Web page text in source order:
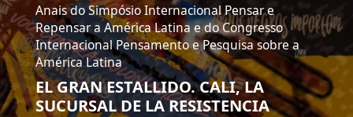
Anais do Simpósio Internacional Pensar e
Repensar a América Latina e do Congresso
Internacional Pensamento e Pesquisa sobre a
América Latina
EL GRAN ESTALLIDO. CALI, LA
SUCURSAL DE LA RESISTENCIA